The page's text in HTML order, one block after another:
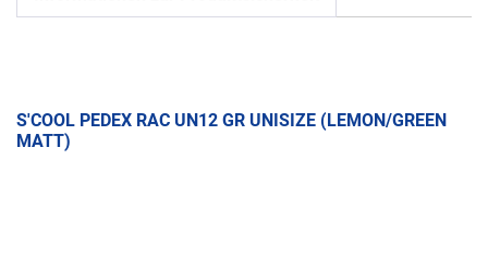
S'COOL PEDEX RAC UN12 GR UNISIZE (LEMON/GREEN
MATT)